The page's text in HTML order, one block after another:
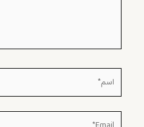
اسم*
Email*